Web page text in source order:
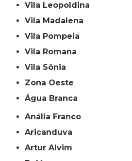
Vila Leopoldina
Vila Madalena
Vila Pompeia
Vila Romana
Vila Sônia
Zona Oeste
Água Branca
Anália Franco
Aricanduva
Artur Alvim